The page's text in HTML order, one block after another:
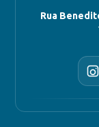
Rua